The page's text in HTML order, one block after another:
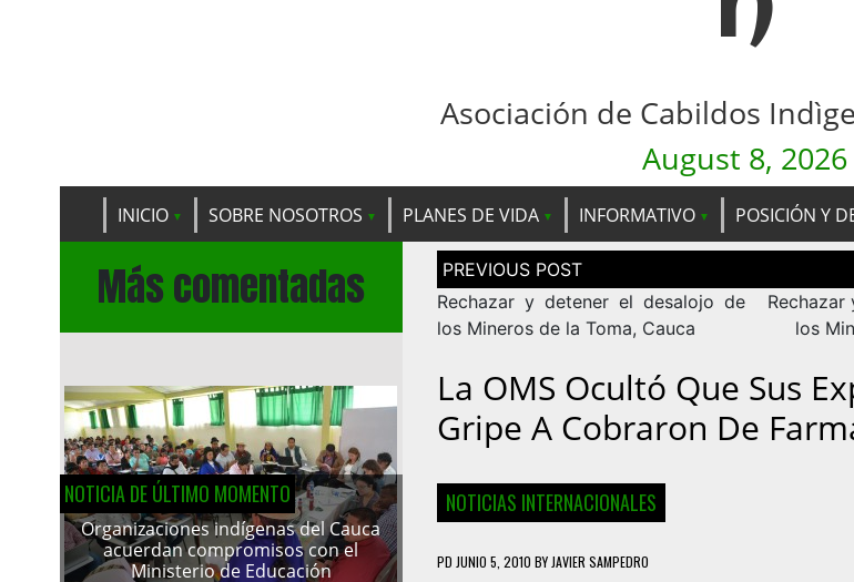
Asociación de Cabildos
August 8, 2026
INICIO SOBRE NOSOTROS PLANES DE VIDA INFORMATIVO POSICIÓN Y
Más comentadas
NOTICIA DE ÚLTIMO MOMENTO
Organizaciones indígenas del Cauca
acuerdan compromisos con el
Ministerio de Educación
Navegación
de
entradas
Rechazar y detener el desalojo de
los Mineros de la Toma, Cauca
los
La OMS Ocultó Que Sus
Gripe A Cobraron De
NOTICIAS INTERNACIONALES
PD JUNIO 5, 2010 BY JAVIER SAMPEDRO